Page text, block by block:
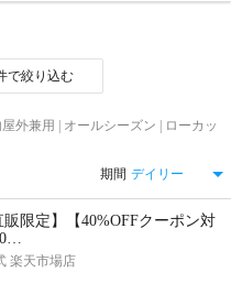
で絞り込む
外兼用 | オールシーズン | ローカッ
期間
販限定】【40%OFFクーポン対
楽天市場店